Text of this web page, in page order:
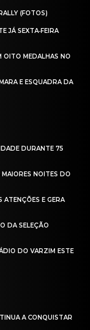
(FOTOS)
JÁ SEXTA‑FEIRA
OITO MEDALHAS NO
E ESQUADRA DA
DURANTE 75
NOITES DO
E GERA
DA SELEÇÃO
DO VARZIM ESTE
A CONQUISTAR